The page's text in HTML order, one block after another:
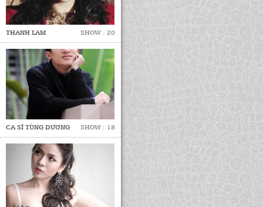
THANH LAM SHOW : 20
CA SĨ TÙNG DƯƠNG SHOW : 18